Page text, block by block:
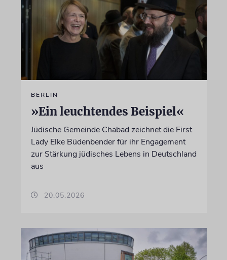
BERLIN
»Ein leuchtendes Beispiel«
Jüdische Gemeinde Chabad zeichnet die First
Lady Elke Büdenbender für ihr Engagement
zur Stärkung jüdisches Lebens in Deutschland
aus
20.05.2026